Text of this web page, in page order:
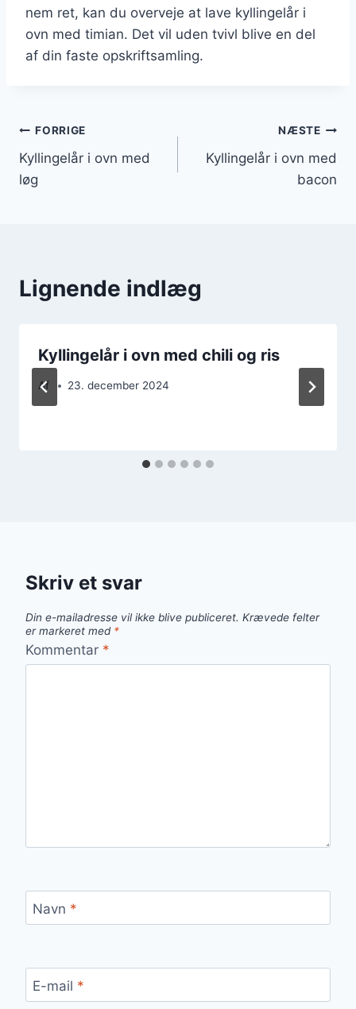
nem ret, kan du overveje at lave kyllingelår i
ovn med timian. Det vil uden tvivl blive en del
af din faste opskriftsamling.
Indlægsnavigation
FORRIGE
Kyllingelår i ovn med
løg
NÆSTE
Kyllingelår i ovn med
bacon
Lignende indlæg
Kyllingelår i ovn med chili og ris
Af 23. december 2024
Skriv et svar
Din e-mailadresse vil ikke blive publiceret. Krævede felter
er markeret med *
Kommentar *
Navn *
E-mail *